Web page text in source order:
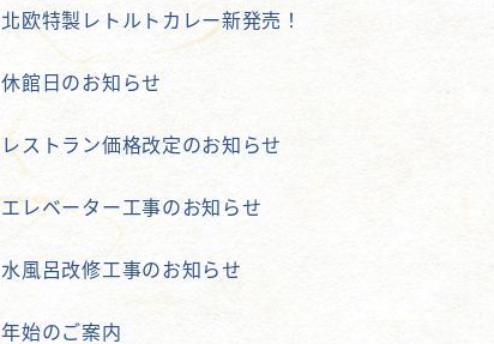
北欧特製レトルトカレー新発売！
休館日のお知らせ
レストラン価格改定のお知らせ
エレベーター工事のお知らせ
水風呂改修工事のお知らせ
年始のご案内